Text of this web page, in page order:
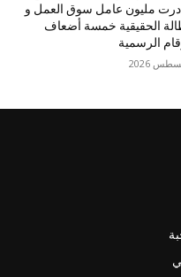
مليون عامل سوق العمل و
الحقيقية خمسة أضعاف
الرسمية